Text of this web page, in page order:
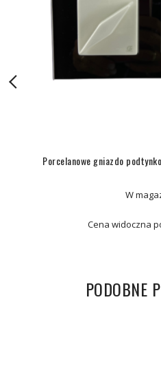
Porcelanowe gniazdo
W
Cena widoczna
PODOBNE